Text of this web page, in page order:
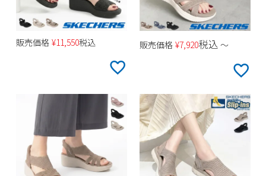
販売価格 ¥11,550税込 販売価格 ¥7,920税込 〜